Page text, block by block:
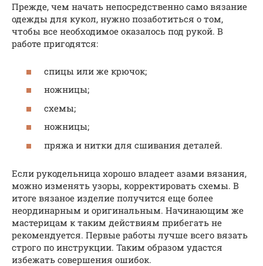
Прежде, чем начать непосредственно само вязание
одежды для кукол, нужно позаботиться о том,
чтобы все необходимое оказалось под рукой. В
работе пригодятся:
спицы или же крючок;
ножницы;
схемы;
ножницы;
пряжа и нитки для сшивания деталей.
Если рукодельница хорошо владеет азами вязания,
можно изменять узоры, корректировать схемы. В
итоге вязаное изделие получится еще более
неординарным и оригинальным. Начинающим же
мастерицам к таким действиям прибегать не
рекомендуется. Первые работы лучше всего вязать
строго по инструкции. Таким образом удастся
избежать совершения ошибок.